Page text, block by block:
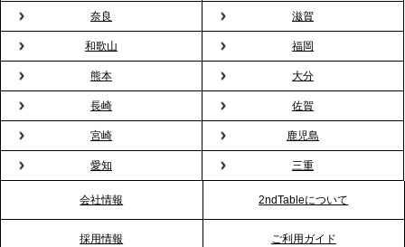
プレスリリースのご案内｜オフィスが「１日限定の
バー」に！福利厚生・社内交流を格上げする《出張
バーテンダー》サービスを開始
2026.1.26
プレスリリースのご案内｜もう「義理チョコ」で悩
まない。職場のバレンタインをケータリングで“福利
厚生”化。採用にも効く新スタイルを提案
奈良 滋賀
和歌山 福岡
熊本 大分
長崎 佐賀
宮崎 鹿児島
愛知 三重
会社情報 2ndTableについて
採用情報 ご利用ガイド